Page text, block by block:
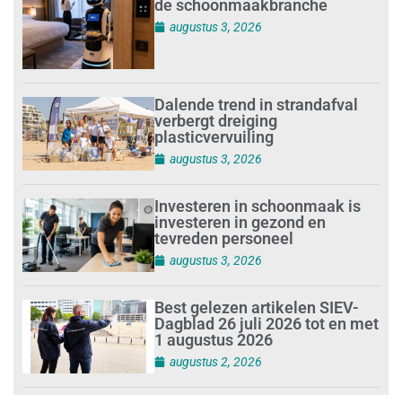
de schoonmaakbranche
augustus 3, 2026
Dalende trend in strandafval
verbergt dreiging
plasticvervuiling
augustus 3, 2026
Investeren in schoonmaak is
investeren in gezond en
tevreden personeel
augustus 3, 2026
Best gelezen artikelen SIEV-
Dagblad 26 juli 2026 tot en met
1 augustus 2026
augustus 2, 2026